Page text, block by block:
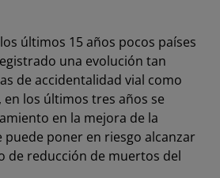
últimos 15 años pocos países
una evolución tan
de accidentalidad vial como
en los últimos tres años se
en la mejora de la
poner en riesgo alcanzar
de reducción de muertos del